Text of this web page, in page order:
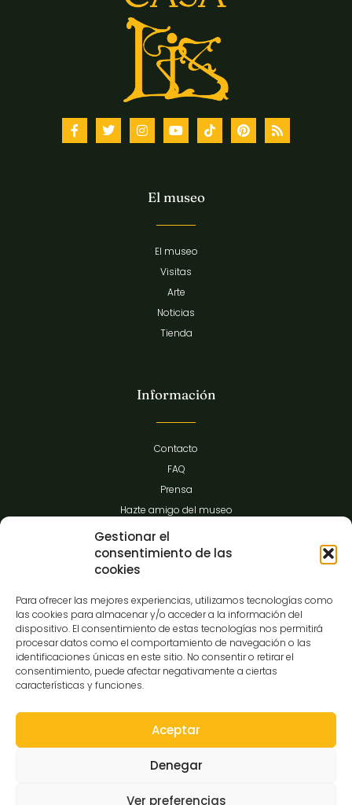
Gestionar el
consentimiento de las
cookies
Para ofrecer las mejores experiencias, utilizamos tecnologías como
las cookies para almacenar y/o acceder a la información del
dispositivo. El consentimiento de estas tecnologías nos permitirá
procesar datos como el comportamiento de navegación o las
identificaciones únicas en este sitio. No consentir o retirar el
consentimiento, puede afectar negativamente a ciertas
características y funciones.
Aceptar
Denegar
Ver preferencias
El museo
El museo
Visitas
Arte
Noticias
Tienda
Información
Contacto
FAQ
Prensa
Hazte amigo del museo
Transparencia
C/Gibraltar,14
37008-Salamanca